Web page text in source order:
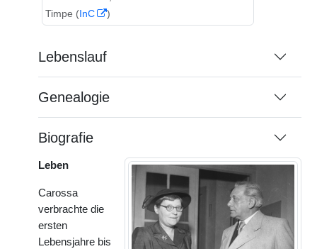
Timpe (InC )
Lebenslauf
Genealogie
Biografie
Leben
Carossa
verbrachte die
ersten
Lebensjahre bis